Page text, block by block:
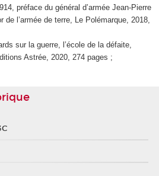
préface du général d’armée Jean-Pierre
de l’armée de terre, Le Polémarque, 2018,
sur la guerre, l’école de la défaite,
Astrée, 2020, 274 pages ;